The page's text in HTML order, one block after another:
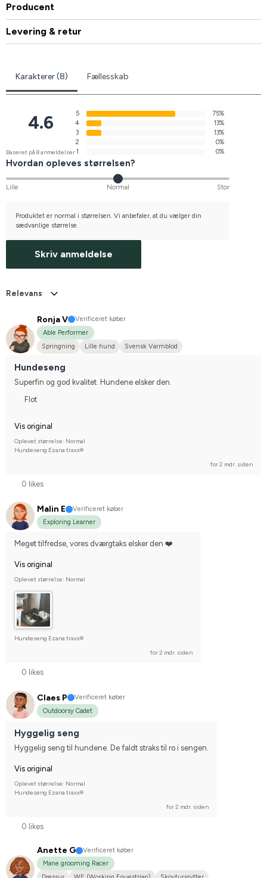
Producent
Levering & retur
Karakterer (8) Fællesskab
4.6
Baseret på 8 anmeldelser
5
75%
4
13%
3
13%
2
0%
1
0%
Hvordan opleves størrelsen?
Lille Normal Stor
Produktet er normal i størrelsen. Vi anbefaler, at du vælger din
sædvanlige størrelse.
Skriv anmeldelse
Relevans
Ronja V
Verificeret køber
Able Performer
Springning
Lille hund
Svensk Varmblod
Hundeseng
Superfin og god kvalitet. Hundene elsker den.
Flot
Vis original
Oplevet størrelse: Normal
Hundeseng Ezana traxx®
for 2 mdr. siden
0 likes
Malin E
Verificeret køber
Exploring Learner
Meget tilfredse, vores dværgtaks elsker den ❤️
Vis original
Oplevet størrelse: Normal
Hundeseng Ezana traxx®
for 2 mdr. siden
0 likes
Claes P
Verificeret køber
Outdoorsy Cadet
Hyggelig seng
Hyggelig seng til hundene. De faldt straks til ro i sengen.
Vis original
Oplevet størrelse: Normal
Hundeseng Ezana traxx®
for 2 mdr. siden
0 likes
Anette G
Verificeret køber
Mane grooming Racer